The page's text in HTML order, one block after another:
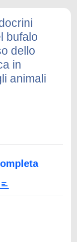
bufalo
dello
in
animali